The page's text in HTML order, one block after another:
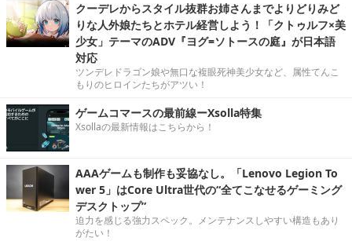
クーデレからスタイル抜群お姉さんまでよりどりみど
りな人外娘たちとホテル経営しよう！「クトゥルフ×美
少女」テーマのADV『ヨグ=ソトースの庭』が日本語
対応
ツンデレドラゴン娘や無口な複眼死神美少女など、属性てんこ
もりのヒロインたちがアツい！
ゲームコマースの最前線ーXsolla特集
Xsollaの最新情報はこちらから！
AAAゲームも制作も妥協なし。「Lenovo Legion To
wer 5」はCore Ultra世代の“全てこなせるゲーミング
デスクトップ”
迫力を感じる強力スペック。メンテナンスしやすい構造もあり
がたい！